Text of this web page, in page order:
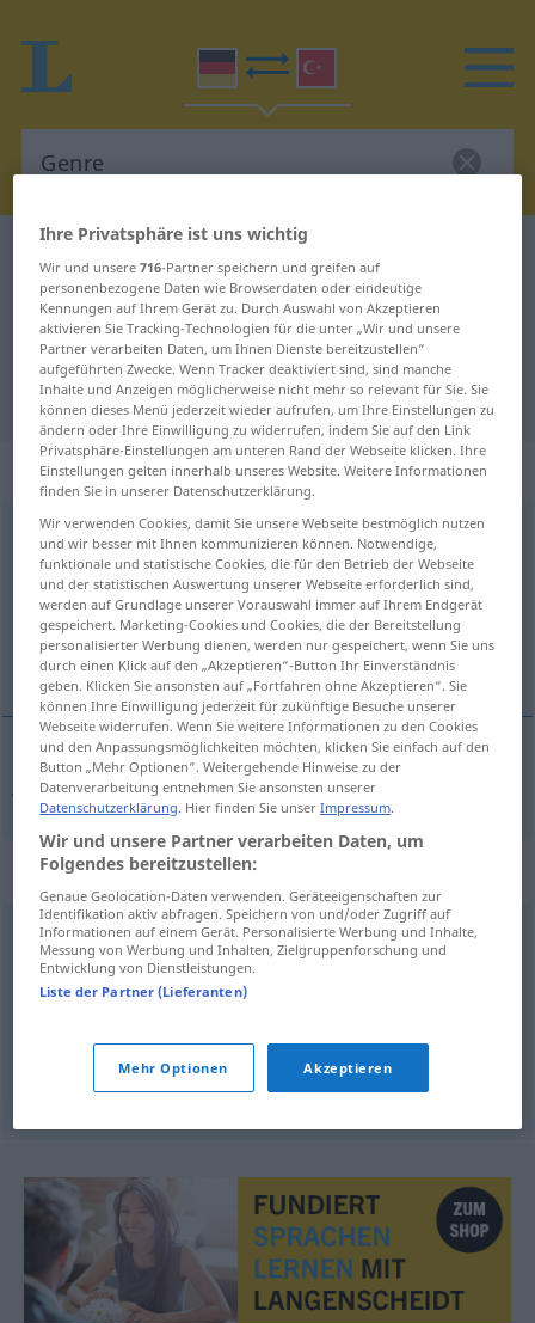
Deutsch-Türkisch Übersetzung für
"Genre"
"Genre" Türkisch Übersetzung
„Genre“: Neutrum, sächlich
Genre [ʒãːr]n <-s;-s>
Übersicht aller Übersetzungen
(Für mehr Details die Übersetzung anklicken/antippen)
janr, tarz
janr,tarz Genre
Synonyme für "Genre"
Musikrichtung
Sorte,Typ,Wesen,Art
Ihre Privatsphäre ist uns wichtig
Wir und unsere716-Partner speichern und greifen auf
personenbezogene Daten wie Browserdaten oder eindeutige
Kennungen auf Ihrem Gerät zu. Durch Auswahl von Akzeptieren
aktivieren Sie Tracking-Technologien für die unter „Wir und unsere
Partner verarbeiten Daten, um Ihnen Dienste bereitzustellen“
aufgeführten Zwecke. Wenn Tracker deaktiviert sind, sind manche
Inhalte und Anzeigen möglicherweise nicht mehr so relevant für Sie. Sie
können dieses Menü jederzeit wieder aufrufen, um Ihre Einstellungen zu
ändern oder Ihre Einwilligung zu widerrufen, indem Sie auf den Link
Privatsphäre-Einstellungen am unteren Rand der Webseite klicken. Ihre
Einstellungen gelten innerhalb unseres Website. Weitere Informationen
finden Sie in unserer Datenschutzerklärung.
Wir verwenden Cookies, damit Sie unsere Webseite bestmöglich nutzen
und wir besser mit Ihnen kommunizieren können. Notwendige,
funktionale und statistische Cookies, die für den Betrieb der Webseite
und der statistischen Auswertung unserer Webseite erforderlich sind,
werden auf Grundlage unserer Vorauswahl immer auf Ihrem Endgerät
gespeichert. Marketing-Cookies und Cookies, die der Bereitstellung
personalisierter Werbung dienen, werden nur gespeichert, wenn Sie uns
durch einen Klick auf den „Akzeptieren“-Button Ihr Einverständnis
geben. Klicken Sie ansonsten auf „Fortfahren ohne Akzeptieren“. Sie
können Ihre Einwilligung jederzeit für zukünftige Besuche unserer
Webseite widerrufen. Wenn Sie weitere Informationen zu den Cookies
und den Anpassungsmöglichkeiten möchten, klicken Sie einfach auf den
Button „Mehr Optionen“. Weitergehende Hinweise zu der
Datenverarbeitung entnehmen Sie ansonsten unserer
Datenschutzerklärung. Hier finden Sie unserImpressum.
Wir und unsere Partner verarbeiten Daten, um
Folgendes bereitzustellen:
Genaue Geolocation-Daten verwenden. Geräteeigenschaften zur
Identifikation aktiv abfragen. Speichern von und/oder Zugriff auf
Informationen auf einem Gerät. Personalisierte Werbung und Inhalte,
Messung von Werbung und Inhalten, Zielgruppenforschung und
Entwicklung von Dienstleistungen.
Liste der Partner (Lieferanten)
Mehr Optionen Akzeptieren